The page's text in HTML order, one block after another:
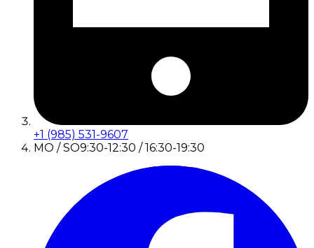
+1 (985) 531-9607
MO / SO9:30-12:30 / 16:30-19:30